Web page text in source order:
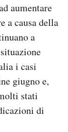
aumentare
a causa della
a
i casi
giugno e,
stati
di